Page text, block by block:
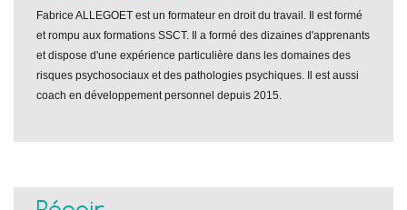
Fabrice ALLEGOET est un formateur en droit du travail. Il est formé
et rompu aux formations SSCT. Il a formé des dizaines d'apprenants
et dispose d'une expérience particulière dans les domaines des
risques psychosociaux et des pathologies psychiques. Il est aussi
coach en développement personnel depuis 2015.